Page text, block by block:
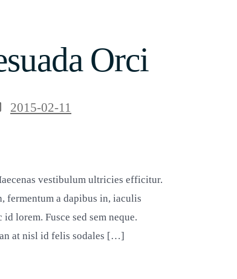
Orci
2015-02-11
vestibulum ultricies efficitur.
fermentum a dapibus in, iaculis
lorem. Fusce sed sem neque.
at nisl id felis sodales […]